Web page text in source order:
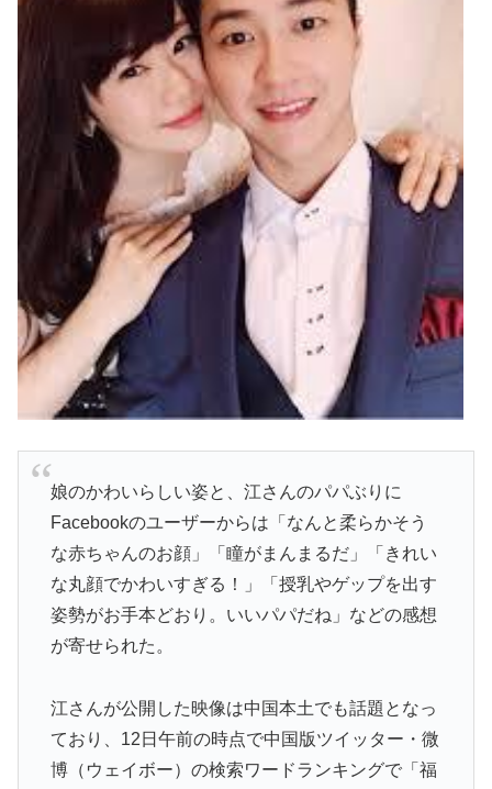
娘のかわいらしい姿と、江さんのパパぶりに
Facebookのユーザーからは「なんと柔らかそう
な赤ちゃんのお顔」「瞳がまんまるだ」「きれい
な丸顔でかわいすぎる！」「授乳やゲップを出す
姿勢がお手本どおり。いいパパだね」などの感想
が寄せられた。
江さんが公開した映像は中国本土でも話題となっ
ており、12日午前の時点で中国版ツイッター・微
博（ウェイボー）の検索ワードランキングで「 福